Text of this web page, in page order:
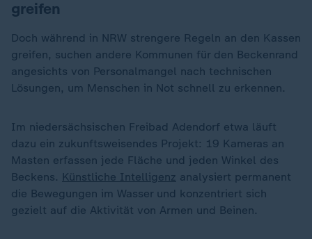
greifen
Doch während in NRW strengere Regeln an den Kassen
greifen, suchen andere Kommunen für den Beckenrand
angesichts von Personalmangel nach technischen
Lösungen, um Menschen in Not schnell zu erkennen.
Im niedersächsischen Freibad Adendorf etwa läuft
dazu ein zukunftsweisendes Projekt: 19 Kameras an
Masten erfassen jede Fläche und jeden Winkel des
Beckens. Künstliche Intelligenz analysiert permanent
die Bewegungen im Wasser und konzentriert sich
gezielt auf die Aktivität von Armen und Beinen.